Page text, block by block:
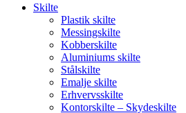
Skilte
Plastik skilte
Messingskilte
Kobberskilte
Aluminiums skilte
Stålskilte
Emalje skilte
Erhvervsskilte
Kontorskilte – Skydeskilte